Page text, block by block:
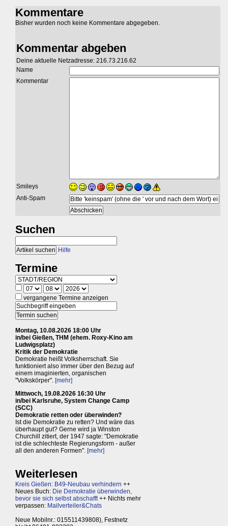
Kommentare
Bisher wurden noch keine Kommentare abgegeben.
Kommentar abgeben
Deine aktuelle Netzadresse: 216.73.216.62
Name
Kommentar
Smileys
Anti-Spam
Suchen
Hilfe
Termine
vergangene Termine anzeigen
Montag, 10.08.2026 18:00 Uhr
in/bei Gießen, THM (ehem. Roxy-Kino am
Ludwigsplatz)
Kritik der Demokratie
Demokratie heißt Volksherrschaft. Sie
funktioniert also immer über den Bezug auf
einem imaginierten, organischen
"Volkskörper". [mehr]
Mittwoch, 19.08.2026 16:30 Uhr
in/bei Karlsruhe, System Change Camp
(SCC)
Demokratie retten oder überwinden?
Ist die Demokratie zu retten? Und wäre das
überhaupt gut? Gerne wird ja Winston
Churchill zitiert, der 1947 sagte: "Demokratie
ist die schlechteste Regierungsform - außer
all den anderen Formen". [mehr]
Weiterlesen
Kreis Gießen: B49-Neubau verhindern ++
Neues Buch: Die Demokratie überwinden,
bevor sie sich selbst abschafft++ Nichts mehr
verpassen: Mailverteiler&Chats
Neue Mobilnr.: 015511439808), Festnetz